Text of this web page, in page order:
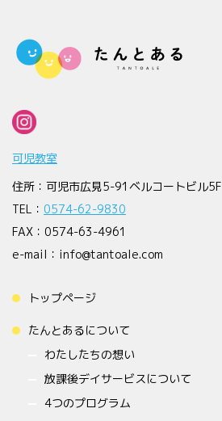
可児教室
住所：可児市広見5-91ベルコートビル5F
TEL： 0574-62-9830
FAX：0574-63-4961
e-mail：info@tantoale.com
トップページ
たんとあるについて
わたしたちの想い
放課後デイサービスについて
4つのプログラム